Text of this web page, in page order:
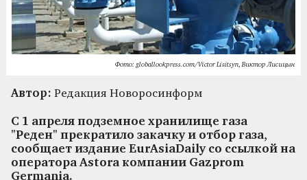
Фото: globallookpress.com/Victor Lisitsyn, Виктор Лисицын
Автор: Редакция Новоросинформ
С 1 апреля подземное хранилище газа
"Реден" прекратило закачку и отбор газа,
сообщает издание EurAsiaDaily со ссылкой на
оператора Astora компании Gazprom
Germania.